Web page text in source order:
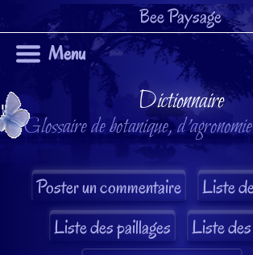
Bee Paysage
Menu
Dictionnaire
Glossaire de botanique,
Liste
Liste des paillages
Liste